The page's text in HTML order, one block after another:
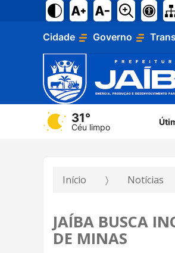
Cidade Governo
31°
Céu limpo
Início Notícias
JAÍBA BUSCA
DE MINAS